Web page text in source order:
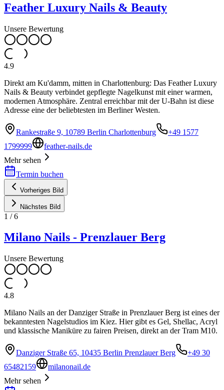
Feather Luxury Nails & Beauty
Unsere Bewertung
4.9
Direkt am Ku'damm, mitten in Charlottenburg: Das Feather Luxury
Nails & Beauty verbindet gepflegte Nagelkunst mit einer warmen,
modernen Atmosphäre. Zentral erreichbar mit der U-Bahn ist diese
Adresse eine der beliebtesten im Berliner Westen.
Rankestraße 9, 10789 Berlin Charlottenburg
+49 1577
1799999
feather-nails.de
Mehr sehen
Termin buchen
Vorheriges Bild
Nächstes Bild
1 /6
Milano Nails - Prenzlauer Berg
Unsere Bewertung
4.8
Milano Nails an der Danziger Straße in Prenzlauer Berg ist eines der
bekanntesten Nagelstudios im Kiez. Hier gibt es Gel, Shellac, Acryl
und klassische Maniküre zu fairen Preisen, direkt an der Tram M10.
Danziger Straße 65, 10435 Berlin Prenzlauer Berg
+49 30
65482159
milanonail.de
Mehr sehen